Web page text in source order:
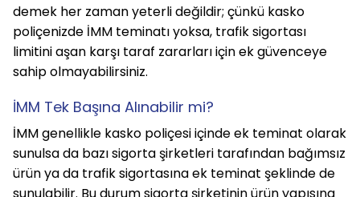
demek her zaman yeterli değildir; çünkü kasko
poliçenizde İMM teminatı yoksa, trafik sigortası
limitini aşan karşı taraf zararları için ek güvenceye
sahip olmayabilirsiniz.
İMM Tek Başına Alınabilir mi?
İMM genellikle kasko poliçesi içinde ek teminat olarak
sunulsa da bazı sigorta şirketleri tarafından bağımsız
ürün ya da trafik sigortasına ek teminat şeklinde de